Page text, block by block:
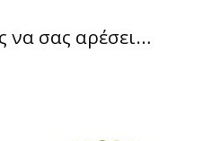
να σας αρέσει…